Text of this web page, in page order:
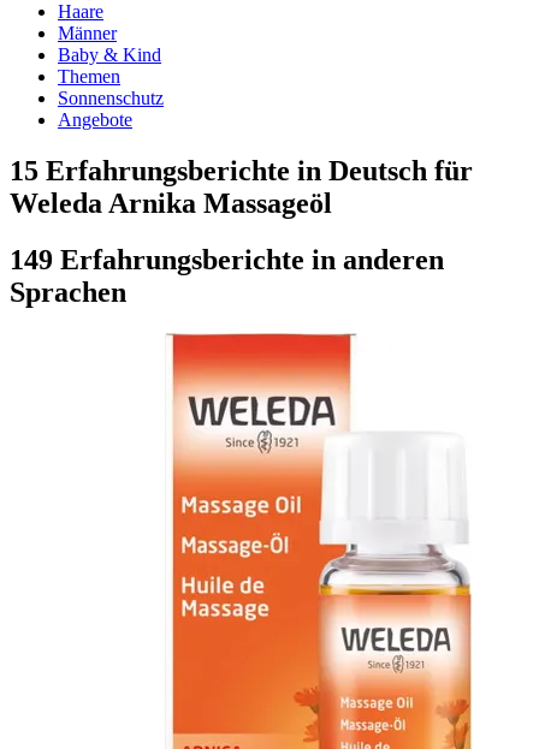
Haare
Männer
Baby & Kind
Themen
Sonnenschutz
Angebote
15 Erfahrungsberichte in Deutsch für
Weleda Arnika Massageöl
149 Erfahrungsberichte in anderen
Sprachen